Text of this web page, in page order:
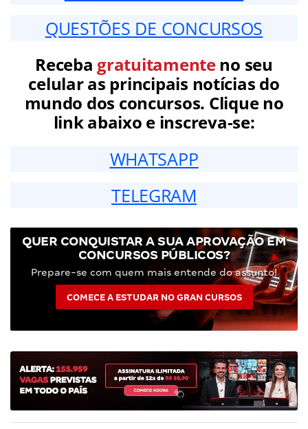
QUESTÕES DE CONCURSOS
Receba gratuitamenteno seu
celular as principais notícias do
mundo dos concursos. Clique no
link abaixo e inscreva-se:
WHATSAPP
TELEGRAM
QUER CONQUISTAR A SUA APROVAÇÃO EM
CONCURSOS PÚBLICOS?
Prepare-se com quem mais entende do assunto!
COMECE A ESTUDAR NO GRAN CURSOS